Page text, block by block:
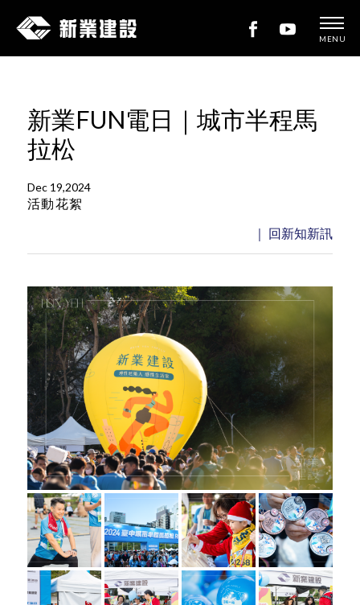
新
建
設
MENU
新業FUN電日｜城市半程馬
拉松
Dec 19,2024
活動花絮
｜ 回新知新訊